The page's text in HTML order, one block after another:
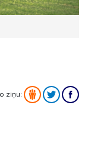
ziņu: